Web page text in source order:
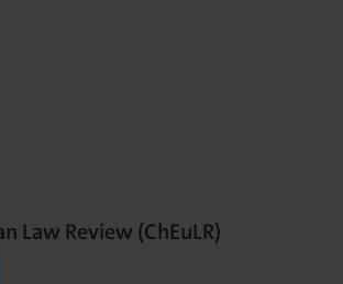
Law Review (ChEuLR)